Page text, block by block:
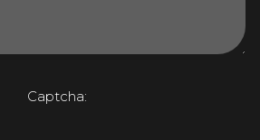
Captcha: